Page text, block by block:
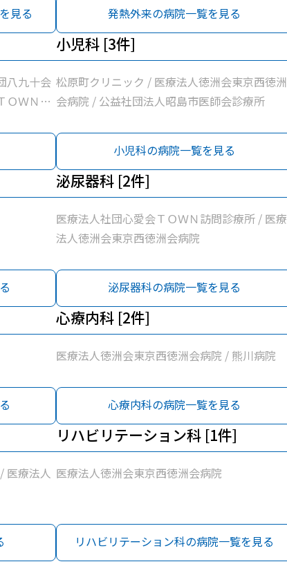
見る 発熱外来の病院一覧を見る
八九十会
ＯＷＮ訪
人徳洲会
法人昭
/ 医療
科医院 /
小児科 [3件]
松原町クリニック / 医療法人徳洲会東京西徳洲
会病院 / 公益社団法人昭島市医師会診療所
小児科の病院一覧を見る
泌尿器科 [2件]
医療法人社団心愛会ＴＯＷＮ訪問診療所 / 医療
法人徳洲会東京西徳洲会病院
泌尿器科の病院一覧を見る
心療内科 [2件]
医療法人徳洲会東京西徳洲会病院 / 熊川病院
心療内科の病院一覧を見る
医療法人
リハビリテーション科 [1件]
医療法人徳洲会東京西徳洲会病院
リハビリテーション科の病院一覧を見る